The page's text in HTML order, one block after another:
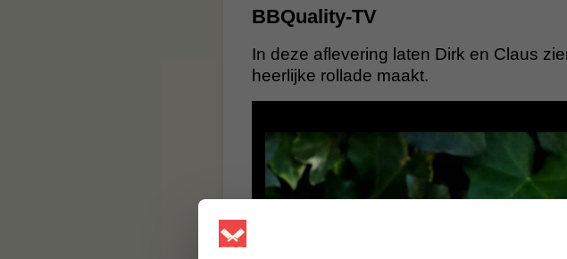
BBQuality-TV
In deze aflevering laten Dirk en Claus
heerlijke rollade maakt.